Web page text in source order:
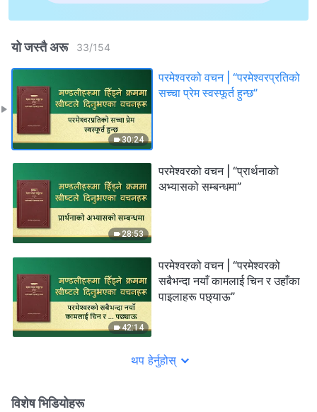
यो जस्तै अरू 33/154
30:24
परमेश्‍वरको वचन | “परमेश्‍वरप्रतिको
सच्‍चा प्रेम स्वस्फूर्त हुन्छ”
28:53
परमेश्‍वरको वचन | “प्रार्थनाको
अभ्यासको सम्बन्धमा”
42:14
परमेश्‍वरको वचन | “परमेश्‍वरको
सबैभन्दा नयाँ कामलाई चिन र उहाँका
पाइलाहरू पछ्याऊ”
थप हेर्नुहोस्
विशेष भिडियोहरू